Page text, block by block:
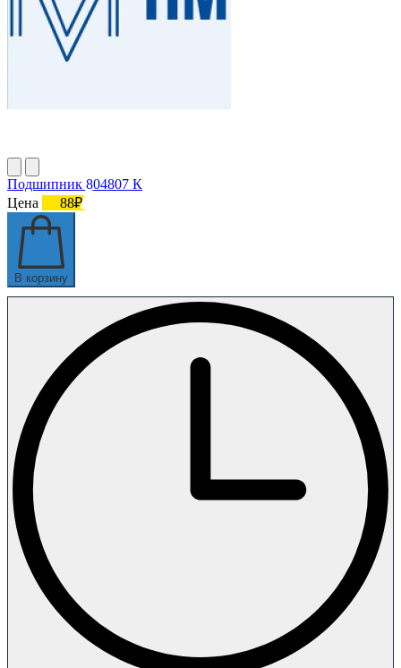
Подшипник 804807 К
Цена
88₽
В корзину